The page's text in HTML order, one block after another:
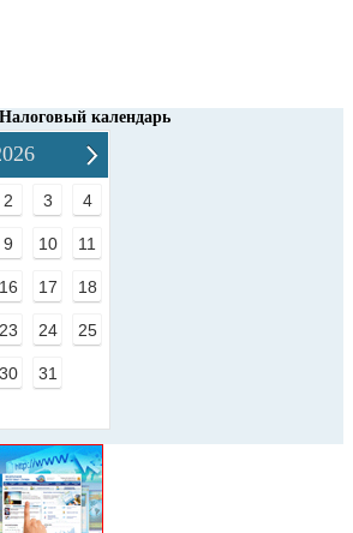
Налоговый календарь
2 3 4
9 10 11
16 17 18
23 24 25
30 31